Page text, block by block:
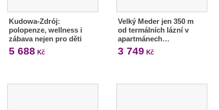
Kudowa-Zdrój:
polopenze, wellness i
zábava nejen pro děti
5 688 Kč
Velký Meder jen 350 m
od termálních lázní v
apartmánech…
3 749 Kč